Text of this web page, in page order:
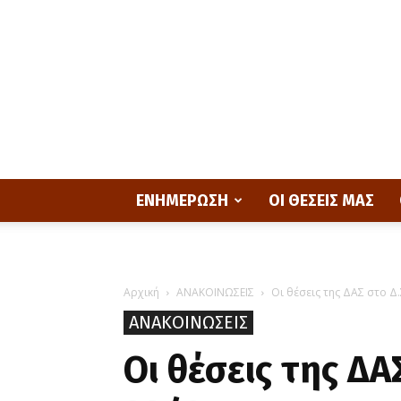
ΕΝΗΜΕΡΩΣΗ ΟΙ ΘΕΣΕΙΣ ΜΑΣ
Αρχική ΑΝΑΚΟΙΝΩΣΕΙΣ Οι θέσεις της ΔΑΣ στο
ΑΝΑΚΟΙΝΩΣΕΙΣ
Οι θέσεις της